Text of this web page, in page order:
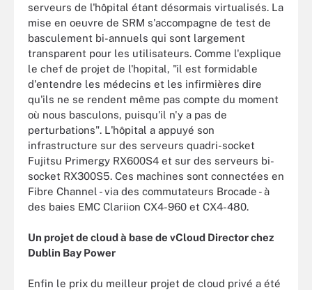
serveurs de l'hôpital étant désormais virtualisés. La
mise en oeuvre de SRM s'accompagne de test de
basculement bi-annuels qui sont largement
transparent pour les utilisateurs. Comme l'explique
le chef de projet de l'hopital, "il est formidable
d'entendre les médecins et les infirmières dire
qu'ils ne se rendent même pas compte du moment
où nous basculons, puisqu'il n'y a pas de
perturbations". L'hôpital a appuyé son
infrastructure sur des serveurs quadri-socket
Fujitsu Primergy RX600S4 et sur des serveurs bi-
socket RX300S5. Ces machines sont connectées en
Fibre Channel - via des commutateurs Brocade - à
des baies EMC Clariion CX4-960 et CX4-480.
Un projet de cloud à base de vCloud Director chez
Dublin Bay Power
Enfin le prix du meilleur projet de cloud privé a été